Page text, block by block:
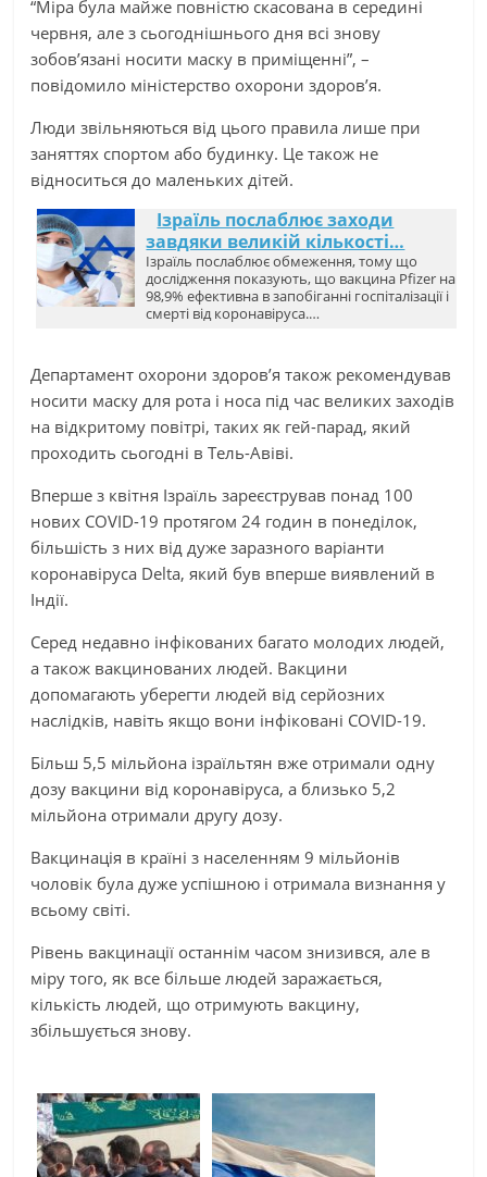
“Міра була майже повністю скасована в середині
червня, але з сьогоднішнього дня всі знову
зобов’язані носити маску в приміщенні”, –
повідомило міністерство охорони здоров’я.
Люди звільняються від цього правила лише при
заняттях спортом або будинку. Це також не
відноситься до маленьких дітей.
Ізраїль послаблює заходи
завдяки великій кількості…
Ізраїль послаблює обмеження, тому що
дослідження показують, що вакцина Pfizer на
98,9% ефективна в запобіганні госпіталізації і
смерті від коронавіруса.…
Департамент охорони здоров’я також рекомендував
носити маску для рота і носа під час великих заходів
на відкритому повітрі, таких як гей-парад, який
проходить сьогодні в Тель-Авіві.
Вперше з квітня Ізраїль зареєстрував понад 100
нових COVID-19 протягом 24 годин в понеділок,
більшість з них від дуже заразного варіанти
коронавіруса Delta, який був вперше виявлений в
Індії.
Серед недавно інфікованих багато молодих людей,
а також вакцинованих людей. Вакцини
допомагають уберегти людей від серйозних
наслідків, навіть якщо вони інфіковані COVID-19.
Більш 5,5 мільйона ізраїльтян вже отримали одну
дозу вакцини від коронавіруса, а близько 5,2
мільйона отримали другу дозу.
Вакцинація в країні з населенням 9 мільйонів
чоловік була дуже успішною і отримала визнання у
всьому світі.
Рівень вакцинації останнім часом знизився, але в
міру того, як все більше людей заражається,
кількість людей, що отримують вакцину,
збільшується знову.